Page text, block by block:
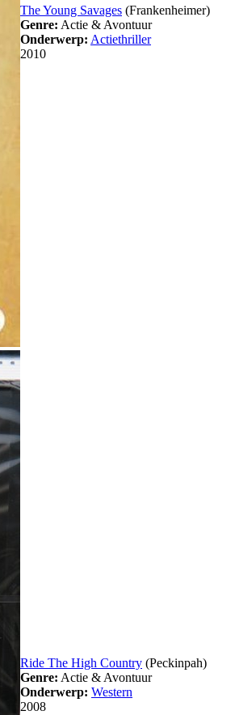
The Young Savages (Frankenheimer)
Genre: Actie & Avontuur
Onderwerp: Actiethriller
2010
Ride The High Country (Peckinpah)
Genre: Actie & Avontuur
Onderwerp: Western
2008